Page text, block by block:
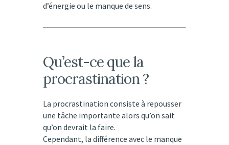
d’énergie ou le manque de sens.
Qu’est-ce que la
procrastination ?
La procrastination consiste à repousser
une tâche importante alors qu’on sait
qu’on devrait la faire.
Cependant, la différence avec le manque